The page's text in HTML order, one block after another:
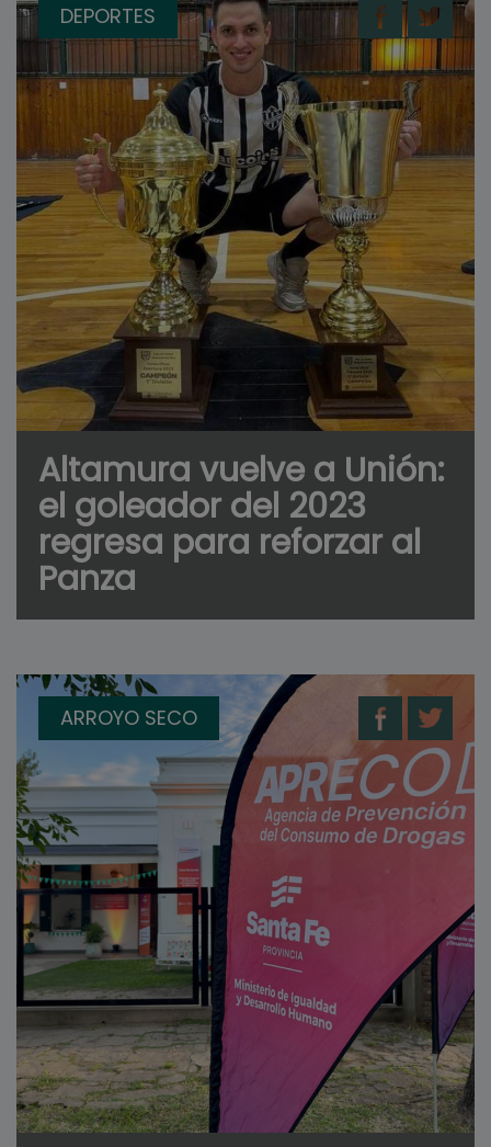
DEPORTES
Altamura vuelve a Unión:
el goleador del 2023
regresa para reforzar al
Panza
ARROYO SECO